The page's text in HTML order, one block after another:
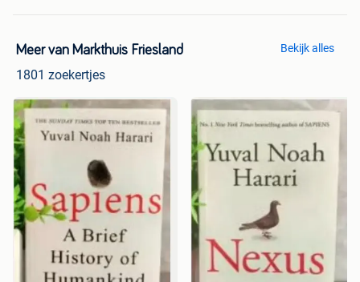
Meer van Markthuis Friesland
1801 zoekertjes
Bekijk alles